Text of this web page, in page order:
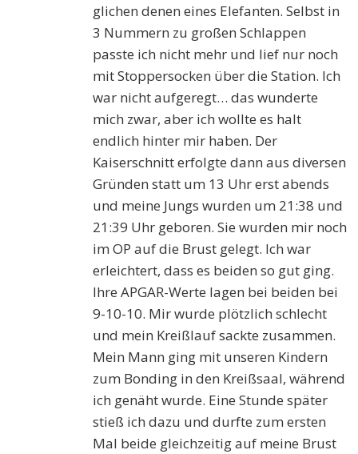
glichen denen eines Elefanten. Selbst in
3 Nummern zu großen Schlappen
passte ich nicht mehr und lief nur noch
mit Stoppersocken über die Station. Ich
war nicht aufgeregt… das wunderte
mich zwar, aber ich wollte es halt
endlich hinter mir haben. Der
Kaiserschnitt erfolgte dann aus diversen
Gründen statt um 13 Uhr erst abends
und meine Jungs wurden um 21:38 und
21:39 Uhr geboren. Sie wurden mir noch
im OP auf die Brust gelegt. Ich war
erleichtert, dass es beiden so gut ging.
Ihre APGAR-Werte lagen bei beiden bei
9-10-10. Mir wurde plötzlich schlecht
und mein Kreißlauf sackte zusammen.
Mein Mann ging mit unseren Kindern
zum Bonding in den Kreißsaal, während
ich genäht wurde. Eine Stunde später
stieß ich dazu und durfte zum ersten
Mal beide gleichzeitig auf meine Brust